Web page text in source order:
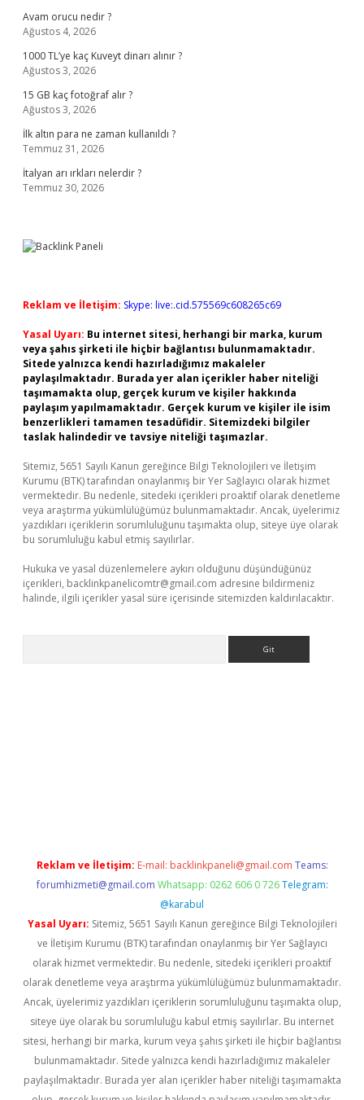
Avam orucu nedir ?
Ağustos 4, 2026
1000 TL’ye kaç Kuveyt dinarı alınır ?
Ağustos 3, 2026
15 GB kaç fotoğraf alır ?
Ağustos 3, 2026
İlk altın para ne zaman kullanıldı ?
Temmuz 31, 2026
İtalyan arı ırkları nelerdir ?
Temmuz 30, 2026
Reklam ve İletişim: Skype: live:.cid.575569c608265c69
Yasal Uyarı: Bu internet sitesi, herhangi bir marka, kurum
veya şahıs şirketi ile hiçbir bağlantısı bulunmamaktadır.
Sitede yalnızca kendi hazırladığımız makaleler
paylaşılmaktadır. Burada yer alan içerikler haber niteliği
taşımamakta olup, gerçek kurum ve kişiler hakkında
paylaşım yapılmamaktadır. Gerçek kurum ve kişiler ile isim
benzerlikleri tamamen tesadüfidir. Sitemizdeki bilgiler
taslak halindedir ve tavsiye niteliği taşımazlar.
Sitemiz, 5651 Sayılı Kanun gereğince Bilgi Teknolojileri ve İletişim
Kurumu (BTK) tarafından onaylanmış bir Yer Sağlayıcı olarak hizmet
vermektedir. Bu nedenle, sitedeki içerikleri proaktif olarak denetleme
veya araştırma yükümlülüğümüz bulunmamaktadır. Ancak, üyelerimiz
yazdıkları içeriklerin sorumluluğunu taşımakta olup, siteye üye olarak
bu sorumluluğu kabul etmiş sayılırlar.
Hukuka ve yasal düzenlemelere aykırı olduğunu düşündüğünüz
içerikleri, backlinkpanelicomtr@gmail.com adresine bildirmeniz
halinde, ilgili içerikler yasal süre içerisinde sitemizden kaldırılacaktır.
Reklam ve İletişim: E-mail: backlinkpaneli@gmail.com Teams:
forumhizmeti@gmail.com Whatsapp: 0262 606 0 726 Telegram:
@karabul
Yasal Uyarı: Sitemiz, 5651 Sayılı Kanun gereğince Bilgi Teknolojileri
ve İletişim Kurumu (BTK) tarafından onaylanmış bir Yer Sağlayıcı
olarak hizmet vermektedir. Bu nedenle, sitedeki içerikleri proaktif
olarak denetleme veya araştırma yükümlülüğümüz bulunmamaktadır.
Ancak, üyelerimiz yazdıkları içeriklerin sorumluluğunu taşımakta olup,
siteye üye olarak bu sorumluluğu kabul etmiş sayılırlar. Bu internet
sitesi, herhangi bir marka, kurum veya şahıs şirketi ile hiçbir bağlantısı
bulunmamaktadır. Sitede yalnızca kendi hazırladığımız makaleler
paylaşılmaktadır. Burada yer alan içerikler haber niteliği taşımamakta